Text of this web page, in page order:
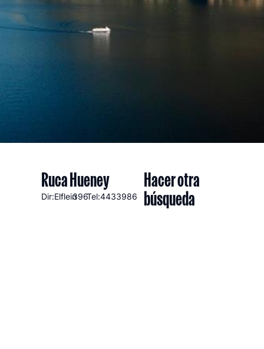
Ruca Hueney
Dir:Elflein396Tel:4433986
Hacer otra
búsqueda